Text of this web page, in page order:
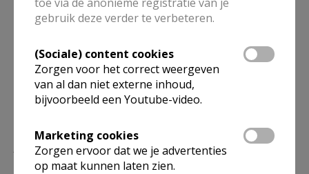
Deel dit artikel
Lees meer
gebruik deze verder te verbeteren.
(Sociale) content cookies
Zorgen voor het correct weergeven
van al dan niet externe inhoud,
bijvoorbeeld een Youtube-video.
Marketing cookies
Zorgen ervoor dat we je advertenties
op maat kunnen laten zien.